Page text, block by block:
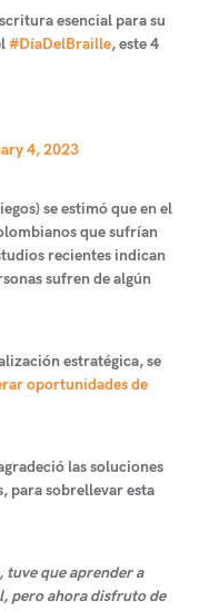
esencial para su
#DíaDelBraille, este 4
4, 2023
se estimó que en el
que sufrían
recientes indican
sufren de algún
estratégica, se
oportunidades de
las soluciones
para sobrellevar esta
tuve que aprender a
pero ahora disfruto de